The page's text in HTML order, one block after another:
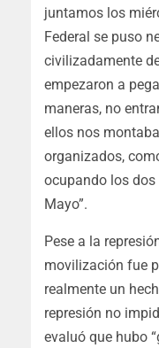
juntamos los
Federal se puso
civilizadamente
empezaron a
maneras, no
ellos nos
organizados,
ocupando los
Mayo”.
Pese a la
movilización fue
realmente un
represión no
evaluó que hubo